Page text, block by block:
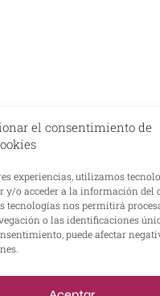
el consentimiento de
experiencias, utilizamos
y/o acceder a la información del
tecnologías nos permitirá
o las identificaciones
puede afectar